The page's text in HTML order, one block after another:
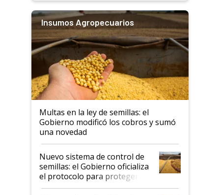
Insumos Agropecuarios
Multas en la ley de semillas: el
Gobierno modificó los cobros y sumó
una novedad
Nuevo sistema de control de
semillas: el Gobierno oficializa
el protocolo para proteger la
propiedad intelectual